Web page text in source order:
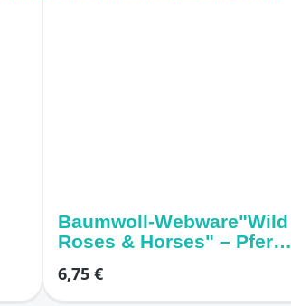
Baumwoll-Webware"Wild
Roses & Horses" – Pferde
6,75 €